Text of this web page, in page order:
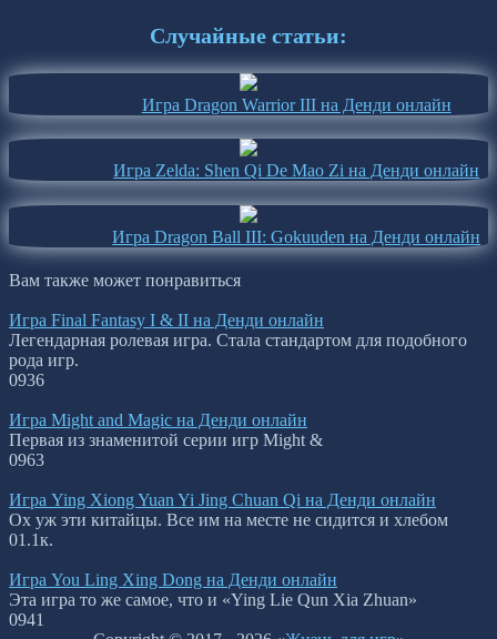
Случайные статьи:
Игра Dragon Warrior III на Денди онлайн
Игра Zelda: Shen Qi De Mao Zi на Денди онлайн
Игра Dragon Ball III: Gokuuden на Денди онлайн
Вам также может понравиться
Игра Final Fantasy I & II на Денди онлайн
Легендарная ролевая игра. Стала стандартом для подобного
рода игр.
0936
Игра Might and Magic на Денди онлайн
Первая из знаменитой серии игр Might &
0963
Игра Ying Xiong Yuan Yi Jing Chuan Qi на Денди онлайн
Ох уж эти китайцы. Все им на месте не сидится и хлебом
01.1к.
Игра You Ling Xing Dong на Денди онлайн
Эта игра то же самое, что и «Ying Lie Qun Xia Zhuan»
0941